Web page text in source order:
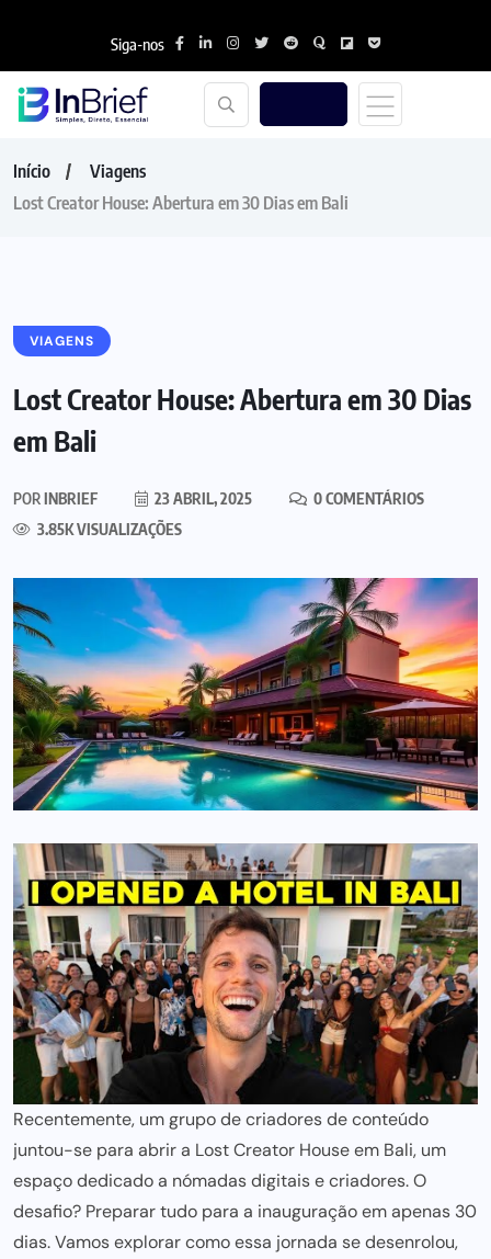
Siga-nos
Início
Viagens
Lost Creator House: Abertura em 30 Dias em Bali
VIAGENS
Lost Creator House: Abertura em 30 Dias
em Bali
PORINBRIEF 23 ABRIL, 2025
0 COMENTÁRIOS
3.85K VISUALIZAÇÕES
Recentemente, um grupo de criadores de conteúdo
juntou-se para abrir a Lost Creator House em Bali, um
espaço dedicado a nómadas digitais e criadores. O
desafio? Preparar tudo para a inauguração em apenas 30
dias. Vamos explorar como essa jornada se desenrolou,